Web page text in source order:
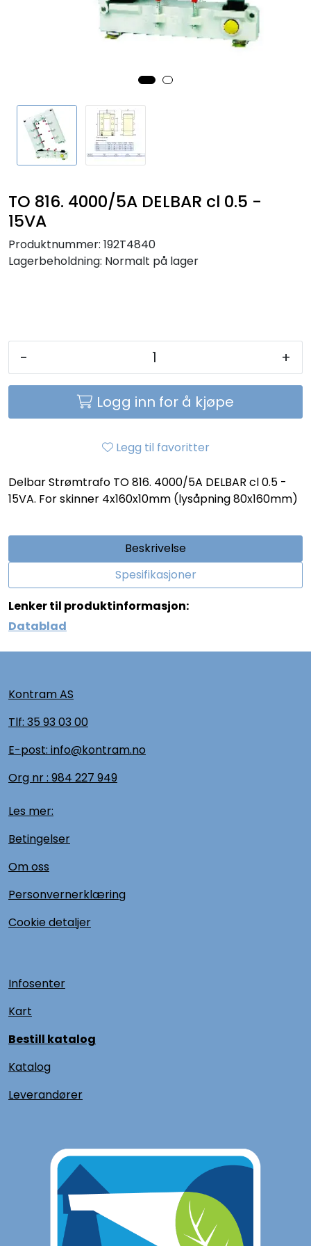
TO 816. 4000/5A DELBAR cl 0.5 -
15VA
Produktnummer: 192T4840
Lagerbeholdning: Normalt på lager
- +
Logg inn for å kjøpe
Legg til favoritter
Delbar Strømtrafo TO 816. 4000/5A DELBAR cl 0.5 -
15VA. For skinner 4x160x10mm (lysåpning 80x160mm)
Beskrivelse
Spesifikasjoner
Lenker til produktinformasjon:
Datablad
Kontram AS
Tlf: 35 93 03 00
E-post: info@kontram.no
Org nr : 984 227 949
Les mer:
Betingelser
Om oss
Personvernerklæring
Cookie detaljer
Infosenter
Kart
Bestill katalog
Katalog
Leverandører